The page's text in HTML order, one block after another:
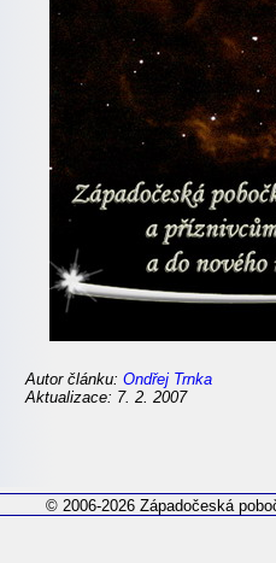
Autor článku: Ondřej Trnka
Aktualizace: 7. 2. 2007
© 2006-2026 Západočeská